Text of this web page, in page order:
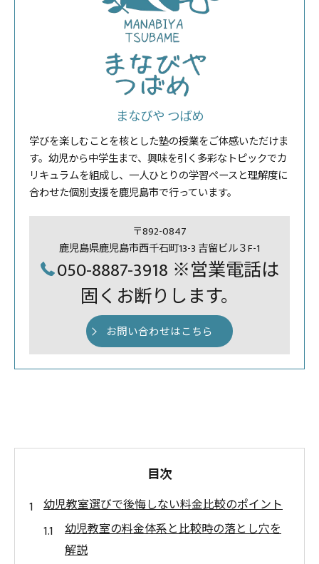
まなびや つばめ
学びを楽しむことを核とした塾の授業をご体感いただけま
す。幼児から中学生まで、興味を引く多彩なトピックでカ
リキュラムを組成し、一人ひとりの学習ペースと理解度に
合わせた個別支援を鹿児島市で行っています。
〒892-0847
鹿児島県鹿児島市西千石町13-3 吉留ビル３F-1
050-8887-3918 ※営業電話は
固くお断りします。
お問い合わせはこちら
目次
幼児教室選びで後悔しない料金比較のポイント
幼児教室の料金体系と比較時の落とし穴を
解説